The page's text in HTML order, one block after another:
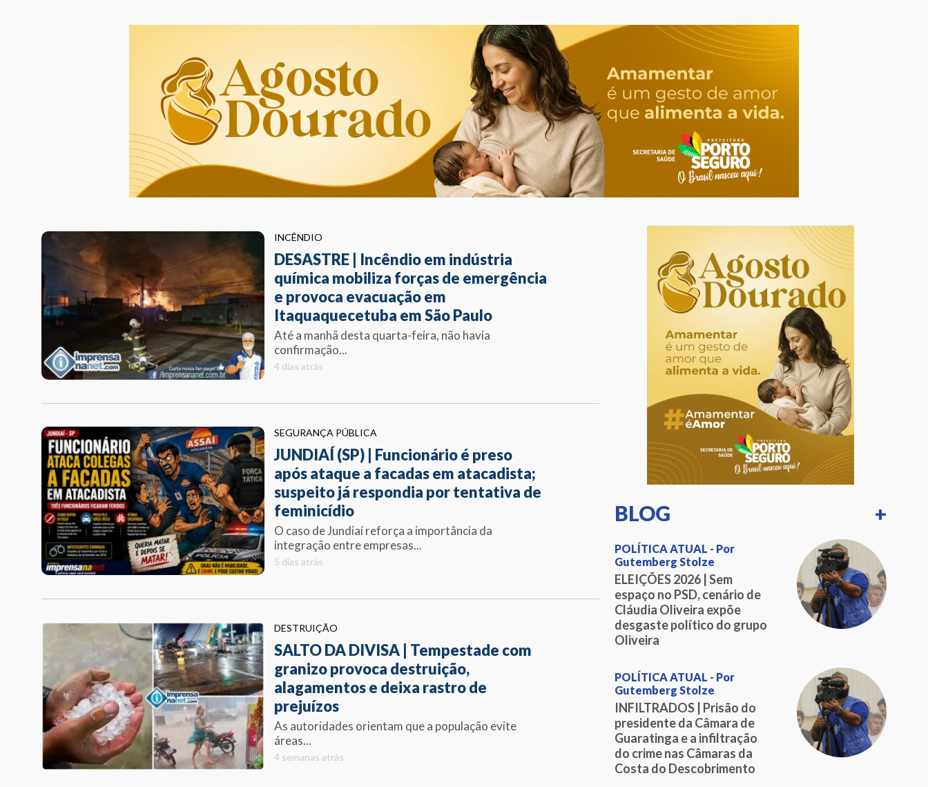
INCÊNDIO
DESASTRE | Incêndio em indústria
química mobiliza forças de emergência
e provoca evacuação em
Itaquaquecetuba em São Paulo
Até a manhã desta quarta-feira, não havia
confirmação...
4 dias atrás
SEGURANÇA PÚBLICA
JUNDIAÍ (SP) | Funcionário é preso
após ataque a facadas em atacadista;
suspeito já respondia por tentativa de
feminicídio
O caso de Jundiaí reforça a importância da
integração entre empresas...
5 dias atrás
DESTRUIÇÃO
SALTO DA DIVISA | Tempestade com
granizo provoca destruição,
alagamentos e deixa rastro de
prejuízos
As autoridades orientam que a população evite
áreas...
4 semanas atrás
BLOG +
POLÍTICA ATUAL - Por
Gutemberg Stolze
ELEIÇÕES 2026 | Sem
espaço no PSD, cenário de
Cláudia Oliveira expõe
desgaste político do grupo
Oliveira
POLÍTICA ATUAL - Por
Gutemberg Stolze
INFILTRADOS | Prisão do
presidente da Câmara de
Guaratinga e a infiltração
do crime nas Câmaras da
Costa do Descobrimento